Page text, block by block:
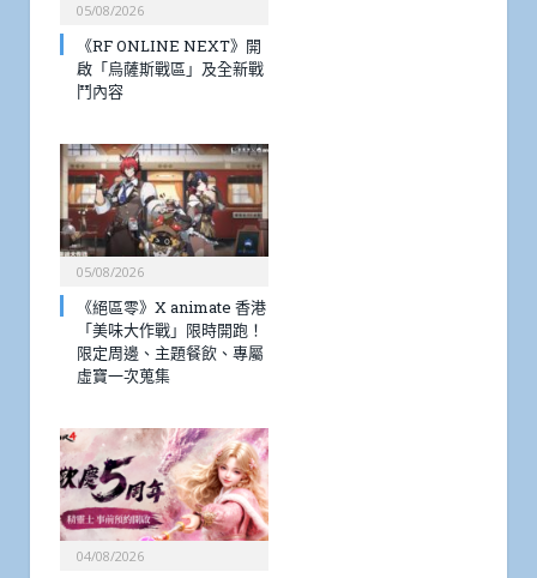
05/08/2026
《RF ONLINE NEXT》開
啟「烏薩斯戰區」及全新戰
鬥內容
05/08/2026
《絕區零》X animate 香港
「美味大作戰」限時開跑！
限定周邊、主題餐飲、專屬
虛寶一次蒐集
04/08/2026